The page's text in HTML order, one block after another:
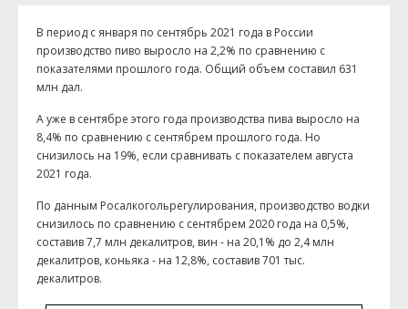
В период с января по сентябрь 2021 года в России
производство пиво выросло на 2,2% по сравнению с
показателями прошлого года. Общий объем составил 631
млн дал.
А уже в сентябре этого года производства пива выросло на
8,4% по сравнению с сентябрем прошлого года. Но
снизилось на 19%, если сравнивать с показателем августа
2021 года.
По данным Росалкогольрегулирования, производство водки
снизилось по сравнению с сентябрем 2020 года на 0,5%,
составив 7,7 млн декалитров, вин - на 20,1% до 2,4 млн
декалитров, коньяка - на 12,8%, составив 701 тыс.
декалитров.